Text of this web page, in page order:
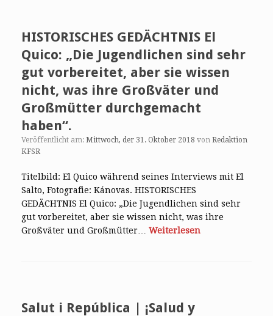
HISTORISCHES GEDÄCHTNIS El
Quico: „Die Jugendlichen sind sehr
gut vorbereitet, aber sie wissen
nicht, was ihre Großväter und
Großmütter durchgemacht
haben“.
Veröffentlicht am: Mittwoch, der 31. Oktober 2018 von Redaktion
KFSR
Titelbild: El Quico während seines Interviews mit El
Salto, Fotografie: Kánovas. HISTORISCHES
GEDÄCHTNIS El Quico: „Die Jugendlichen sind sehr
gut vorbereitet, aber sie wissen nicht, was ihre
Großväter und Großmütter… Weiterlesen
Salut i República | ¡Salud y